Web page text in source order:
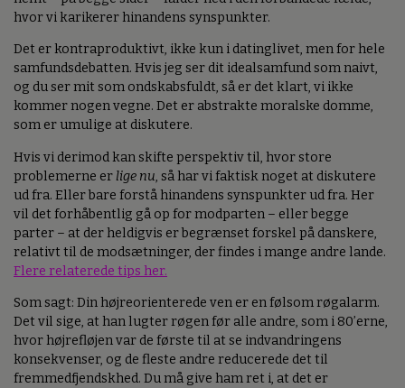
hvor vi karikerer hinandens synspunkter.
Det er kontraproduktivt, ikke kun i datinglivet, men for hele
samfundsdebatten. Hvis jeg ser dit idealsamfund som naivt,
og du ser mit som ondskabsfuldt, så er det klart, vi ikke
kommer nogen vegne. Det er abstrakte moralske domme,
som er umulige at diskutere.
Hvis vi derimod kan skifte perspektiv til, hvor store
problemerne erlige nu, så har vi faktisk noget at diskutere
ud fra. Eller bare forstå hinandens synspunkter ud fra. Her
vil det forhåbentlig gå op for modparten – eller begge
parter – at der heldigvis er begrænset forskel på danskere,
relativt til de modsætninger, der findes i mange andre lande.
Flere relaterede tips her.
Som sagt: Din højreorienterede ven er en følsom røgalarm.
Det vil sige, at han lugter røgen før alle andre, som i 80’erne,
hvor højrefløjen var de første til at se indvandringens
konsekvenser, og de fleste andre reducerede det til
fremmedfjendskhed. Du må give ham ret i, at det er